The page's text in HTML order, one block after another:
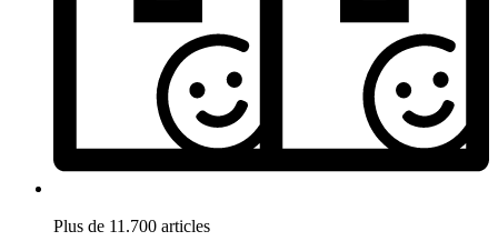
Plus de 11.700 articles